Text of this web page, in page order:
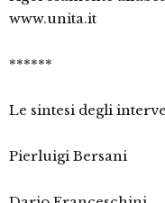
www.unita.it
******
Le sintesi degli
Pierluigi Bersani